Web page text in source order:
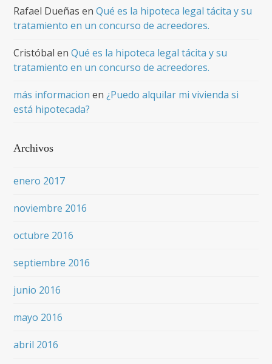
Rafael Dueñas enQué es la hipoteca legal tácita y su
tratamiento en un concurso de acreedores.
Cristóbal enQué es la hipoteca legal tácita y su
tratamiento en un concurso de acreedores.
más informacion en¿Puedo alquilar mi vivienda si
está hipotecada?
Archivos
enero 2017
noviembre 2016
octubre 2016
septiembre 2016
junio 2016
mayo 2016
abril 2016